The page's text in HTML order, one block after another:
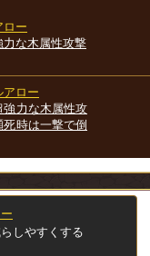
ロー
力な木属性攻撃
アロー
強力な木属性攻
時は一撃で倒
しやすくする